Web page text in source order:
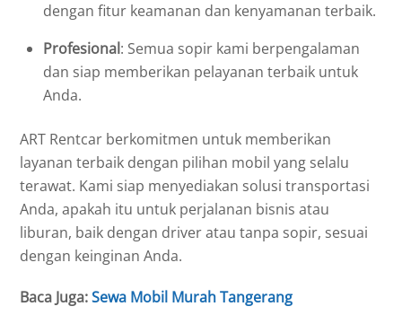
dengan fitur keamanan dan kenyamanan terbaik.
Profesional: Semua sopir kami berpengalaman
dan siap memberikan pelayanan terbaik untuk
Anda.
ART Rentcar berkomitmen untuk memberikan
layanan terbaik dengan pilihan mobil yang selalu
terawat. Kami siap menyediakan solusi transportasi
Anda, apakah itu untuk perjalanan bisnis atau
liburan, baik dengan driver atau tanpa sopir, sesuai
dengan keinginan Anda.
Baca Juga:Sewa Mobil Murah Tangerang